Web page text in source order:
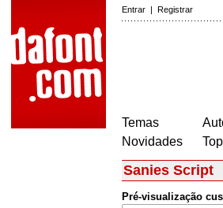
Entrar | Registrar
Temas
Novidades
Top
Sanies Script
Pré-visualização